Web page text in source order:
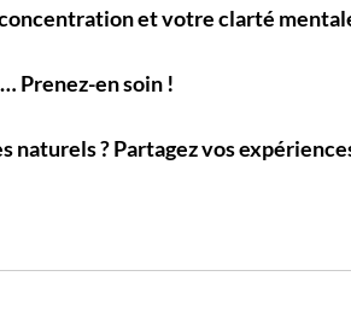
et votre clarté
Prenez-en soin !
? Partagez vos